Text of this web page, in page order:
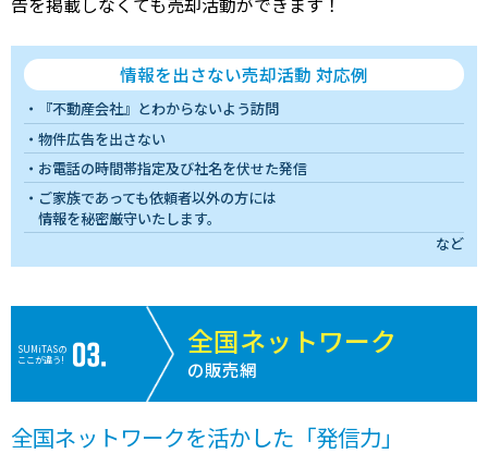
情報を出さない売却活動 対応例
『不動産会社』とわからないよう訪問
物件広告を出さない
お電話の時間帯指定及び社名を伏せた発信
ご家族であっても依頼者以外の方には
情報を秘密厳守いたします。
など
SUMiTASの
ここが違う!
全国ネットワーク
の販売網
全国ネットワークを活かした「発信力」